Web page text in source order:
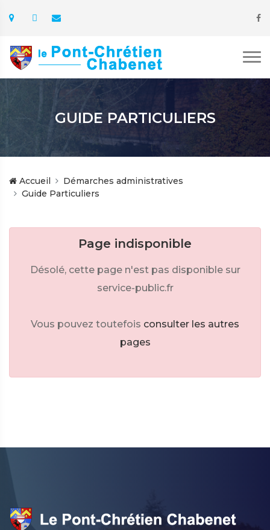
GUIDE PARTICULIERS
Accueil
Démarches administratives
Guide Particuliers
Page indisponible
Désolé, cette page n'est pas disponible sur
service-public.fr
Vous pouvez toutefois consulter les autres
pages